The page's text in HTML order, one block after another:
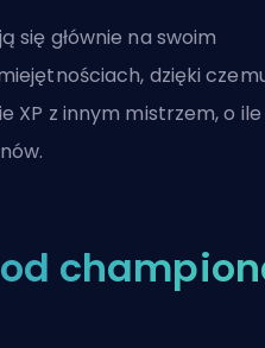
się głównie na swoim
dzięki
XP z innym mistrzem, o ile